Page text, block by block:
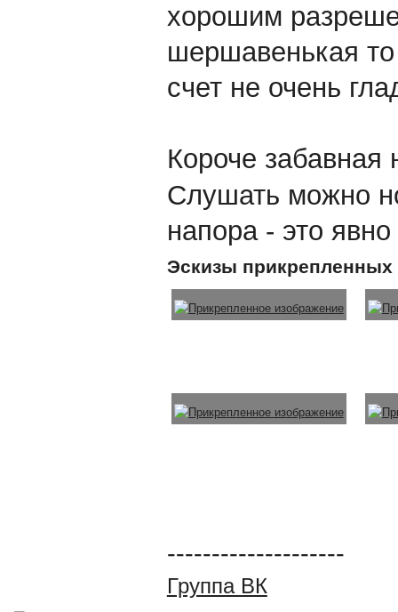
хорошим
шершавенькая
счет не очень
Короче
Слушать можно
напора - это
Эскизы прикрепленных
--------------------
Группа ВК